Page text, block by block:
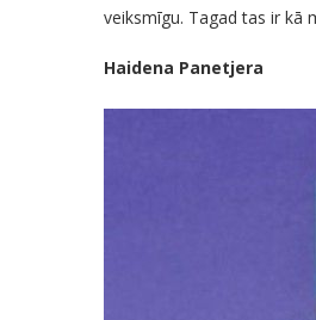
veiksmīgu. Tagad tas ir kā
Haidena Panetjera